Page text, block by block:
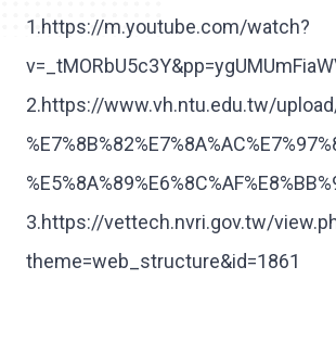
1.https://m.youtube.com/watch?
2.https://www.vh.ntu.edu.tw/
3.https://vettech.nvri.gov.tw/
theme=web_structure&id=1861